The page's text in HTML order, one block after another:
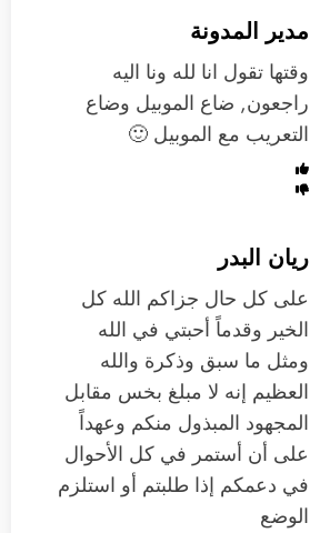
مدير المدونة
وقتها تقول انا لله ونا اليه
راجعون, ضاع الموبيل وضاع
التعريب مع الموبيل 🙂
ريان البدر
على كل حال جزاكم الله كل
الخير وقدماً أحبتي في الله
ومثل ما سبق وذكرة والله
العظيم إنه لا مبلغ بخس مقابل
المجهود المبذول منكم وعهداً
على أن أستمر في كل الأحوال
في دعمكم إذا طلبتم أو استلزم
الوضع